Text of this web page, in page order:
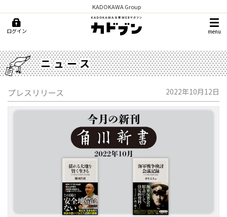
KADOKAWA Group
ログイン menu
ニュース
プレスリリース 2022年10月12日